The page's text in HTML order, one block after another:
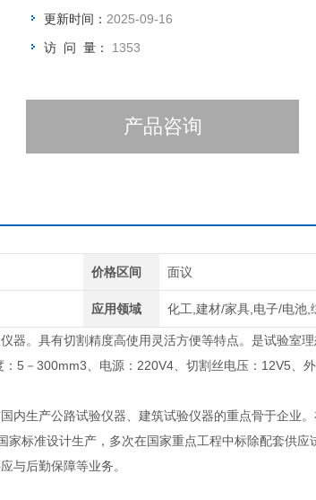
更新时间： 2025-09-16
访 问 量： 1353
产品咨询
价格区间 面议
应用领域 化工,建材/家具,电子/电池,
器。具有切割精度高使用灵活方便等特点。是试验室
5－300mm3、电源：220V4、切割丝电压：12V5、
内生产公路试验仪器、建筑试验仪器的重点骨于企业
家标准设计生产，多次在国家重点工程中标除配套供
与后勤保障等业务。